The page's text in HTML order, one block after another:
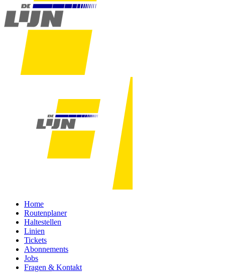
Home
Routenplaner
Haltestellen
Linien
Tickets
Abonnements
Jobs
Fragen & Kontakt